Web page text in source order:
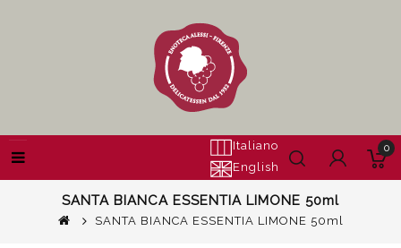
Italiano
English
0
SANTA BIANCA ESSENTIA LIMONE 50ml
SANTA BIANCA ESSENTIA LIMONE 50ml